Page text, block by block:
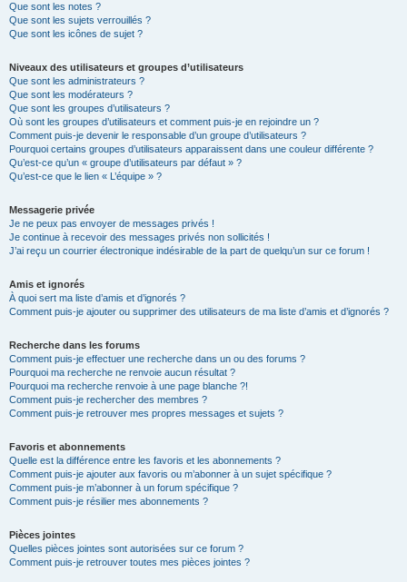
Que sont les notes ?
Que sont les sujets verrouillés ?
Que sont les icônes de sujet ?
Niveaux des utilisateurs et groupes d’utilisateurs
Que sont les administrateurs ?
Que sont les modérateurs ?
Que sont les groupes d’utilisateurs ?
Où sont les groupes d’utilisateurs et comment puis-je en rejoindre un ?
Comment puis-je devenir le responsable d’un groupe d’utilisateurs ?
Pourquoi certains groupes d’utilisateurs apparaissent dans une couleur différente ?
Qu’est-ce qu’un « groupe d’utilisateurs par défaut » ?
Qu’est-ce que le lien « L’équipe » ?
Messagerie privée
Je ne peux pas envoyer de messages privés !
Je continue à recevoir des messages privés non sollicités !
J’ai reçu un courrier électronique indésirable de la part de quelqu’un sur ce forum !
Amis et ignorés
À quoi sert ma liste d’amis et d’ignorés ?
Comment puis-je ajouter ou supprimer des utilisateurs de ma liste d’amis et d’ignorés ?
Recherche dans les forums
Comment puis-je effectuer une recherche dans un ou des forums ?
Pourquoi ma recherche ne renvoie aucun résultat ?
Pourquoi ma recherche renvoie à une page blanche ?!
Comment puis-je rechercher des membres ?
Comment puis-je retrouver mes propres messages et sujets ?
Favoris et abonnements
Quelle est la différence entre les favoris et les abonnements ?
Comment puis-je ajouter aux favoris ou m’abonner à un sujet spécifique ?
Comment puis-je m’abonner à un forum spécifique ?
Comment puis-je résilier mes abonnements ?
Pièces jointes
Quelles pièces jointes sont autorisées sur ce forum ?
Comment puis-je retrouver toutes mes pièces jointes ?